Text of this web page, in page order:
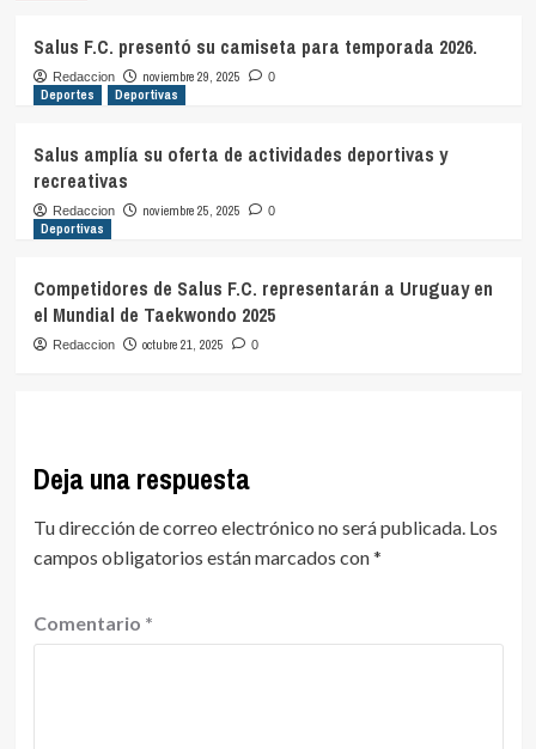
Salus F.C. presentó su camiseta para temporada 2026.
Redaccion noviembre 29, 2025 0
Deportes Deportivas
Salus amplía su oferta de actividades deportivas y
recreativas
Redaccion noviembre 25, 2025 0
Deportivas
Competidores de Salus F.C. representarán a Uruguay en
el Mundial de Taekwondo 2025
Redaccion octubre 21, 2025 0
Deja una respuesta
Tu dirección de correo electrónico no será publicada. Los
campos obligatorios están marcados con*
Comentario *